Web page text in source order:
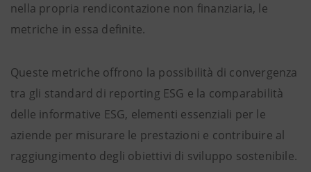
nella propria rendicontazione non finanziaria, le
metriche in essa definite.
Queste metriche offrono la possibilità di convergenza
tra gli standard di reporting ESG e la comparabilità
delle informative ESG, elementi essenziali per le
aziende per misurare le prestazioni e contribuire al
raggiungimento degli obiettivi di sviluppo sostenibile.